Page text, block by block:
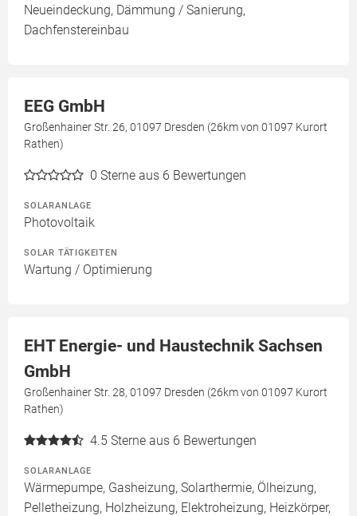
Neueindeckung, Dämmung / Sanierung,
Dachfenstereinbau
EEG GmbH
Großenhainer Str. 26, 01097 Dresden (26km von 01097 Kurort
Rathen)
0 Sterne aus 6 Bewertungen
SOLARANLAGE
Photovoltaik
SOLAR TÄTIGKEITEN
Wartung / Optimierung
EHT Energie- und Haustechnik Sachsen
GmbH
Großenhainer Str. 28, 01097 Dresden (26km von 01097 Kurort
Rathen)
4.5 Sterne aus 6 Bewertungen
SOLARANLAGE
Wärmepumpe, Gasheizung, Solarthermie, Ölheizung,
Pelletheizung, Holzheizung, Elektroheizung, Heizkörper,